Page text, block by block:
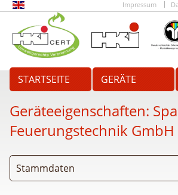
Impressum
STARTSEITE GERÄTE
Geräteeigenschaften:
Feuerungstechnik GmbH
Stammdaten